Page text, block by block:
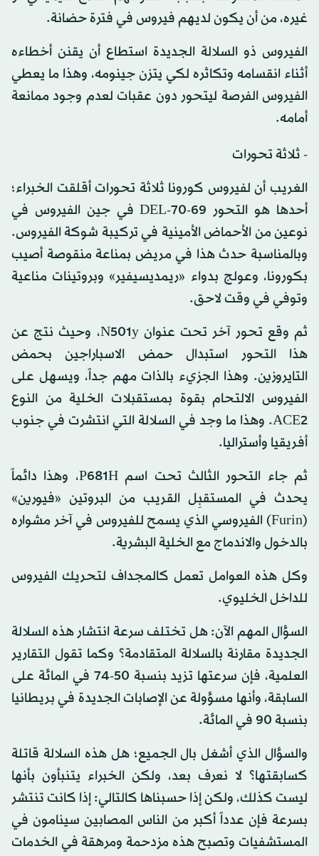
غيره، من أن يكون لديهم فيروس في فترة حضانة.
الفيروس ذو السلالة الجديدة استطاع أن يقنن أخطاءه
أثناء انقسامه وتكاثره لكي يتزن جينومه، وهذا ما يعطي
الفيروس الفرصة ليتحور دون عقبات لعدم وجود ممانعة
أمامه.
- ثلاثة تحورات
الغريب أن لفيروس كورونا ثلاثة تحورات أقلقت الخبراء؛
أحدها هو التحور 69-70-DEL في جين الفيروس في
نوعين من الأحماض الأمينية في تركيبة شوكة الفيروس.
وبالمناسبة حدث هذا في مريض بمناعة منقوصة أصيب
بكورونا، وعولج بدواء «ريمديسيفير» وبروتينات مناعية
وتوفي في وقت لاحق.
ثم وقع تحور آخر تحت عنوان N501y، وحيث نتج عن
هذا التحور استبدال حمض الاسباراجين بحمض
التايروزين. وهذا الجزيء بالذات مهم جداً، ويسهل على
الفيروس الالتحام بقوة بمستقبلات الخلية من النوع
ACE2. وهذا ما وجد في السلالة التي انتشرت في جنوب
أفريقيا وأستراليا.
ثم جاء التحور الثالث تحت اسم P681H، وهذا دائماً
يحدث في المستقبِل القريب من البروتين «فيورين»
(Furin) الفيروسي الذي يسمح للفيروس في آخر مشواره
بالدخول والاندماج مع الخلية البشرية.
وكل هذه العوامل تعمل كالمجداف لتحريك الفيروس
للداخل الخليوي.
السؤال المهم الآن: هل تختلف سرعة انتشار هذه السلالة
الجديدة مقارنة بالسلالة المتقادمة؟ وكما تقول التقارير
العلمية، فإن سرعتها تزيد بنسبة 50-74 في المائة على
السابقة، وأنها مسؤولة عن الإصابات الجديدة في بريطانيا
بنسبة 90 في المائة.
والسؤال الذي أشغل بال الجميع؛ هل هذه السلالة قاتلة
كسابقتها؟ لا نعرف بعد، ولكن الخبراء يتنبأون بأنها
ليست كذلك، ولكن إذا حسبناها كالتالي: إذا كانت تنتشر
بسرعة فإن عدداً أكبر من الناس المصابين سينامون في
المستشفيات وتصبح هذه مزدحمة ومرهقة في الخدمات